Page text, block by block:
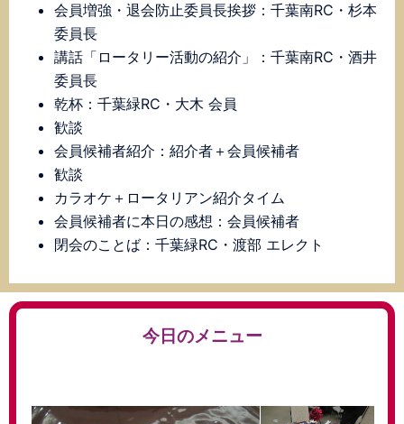
会員増強・退会防止委員長挨拶：千葉南RC・杉本
委員長
講話「ロータリー活動の紹介」：千葉南RC・酒井
委員長
乾杯：千葉緑RC・大木 会員
歓談
会員候補者紹介：紹介者＋会員候補者
歓談
カラオケ＋ロータリアン紹介タイム
会員候補者に本日の感想：会員候補者
閉会のことば：千葉緑RC・渡部 エレクト
今日のメニュー